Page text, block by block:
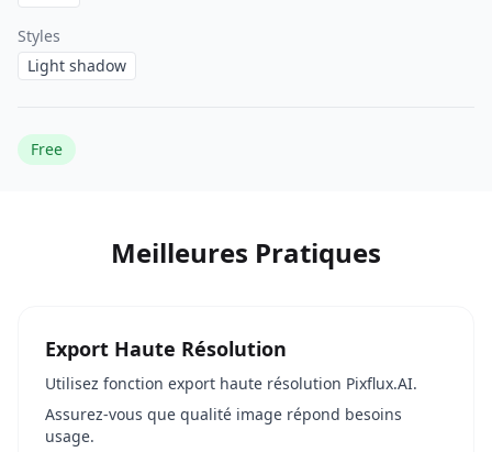
Styles
Light shadow
Free
Meilleures Pratiques
Export Haute Résolution
Utilisez fonction export haute résolution Pixflux.AI.
Assurez-vous que qualité image répond besoins
usage.